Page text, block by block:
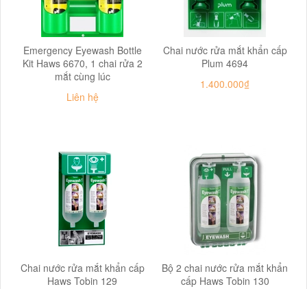
Emergency Eyewash Bottle
Kit Haws 6670, 1 chai rửa 2
mắt cùng lúc
Liên hệ
Chai nước rửa mắt khẩn cấp
Plum 4694
1.400.000₫
Chai nước rửa mắt khẩn cấp
Haws Tobin 129
Bộ 2 chai nước rửa mắt khẩn
cấp Haws Tobin 130